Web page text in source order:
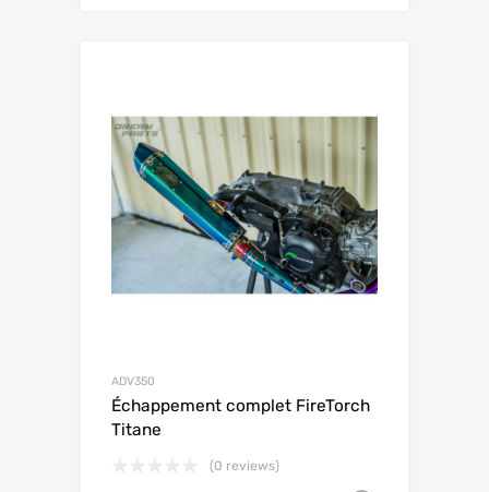
ADV350
Échappement complet FireTorch
Titane
(0 reviews)